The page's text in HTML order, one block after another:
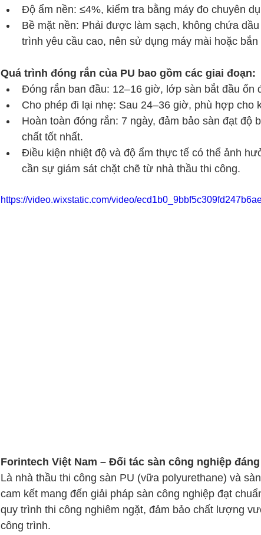
Độ ẩm nền: ≤4%, kiểm tra bằng máy đo chuyên
Bề mặt nền: Phải được làm sạch, không chứa
trình yêu cầu cao, nên sử dụng máy mài hoặc
Quá trình đóng rắn của PU bao gồm các giai đoạn:
Đóng rắn ban đầu: 12–16 giờ, lớp sàn bắt đầu ổn
Cho phép đi lại nhẹ: Sau 24–36 giờ, phù hợp cho
Hoàn toàn đóng rắn: 7 ngày, đảm bảo sàn đạt độ
chất tốt nhất.
Điều kiện nhiệt độ và độ ẩm thực tế có thể ảnh
cần sự giám sát chặt chẽ từ nhà thầu thi công.
https://video.wixstatic.com/video/
Forintech Việt Nam – Đối tác sàn công nghiệp
Là nhà thầu thi công sàn PU (vữa polyurethane) và
cam kết mang đến giải pháp sàn công nghiệp đạt
quy trình thi công nghiêm ngặt, đảm bảo chất lượng
công trình.